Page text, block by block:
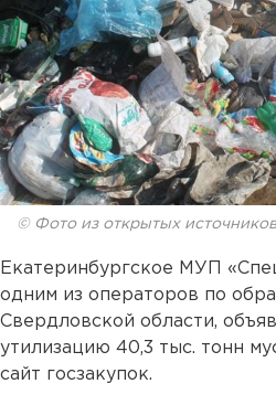
© Фото из открытых источников
Екатеринбургское МУП
одним из операторов по
Свердловской области,
утилизацию 40,3 тыс. тонн
сайт госзакупок.